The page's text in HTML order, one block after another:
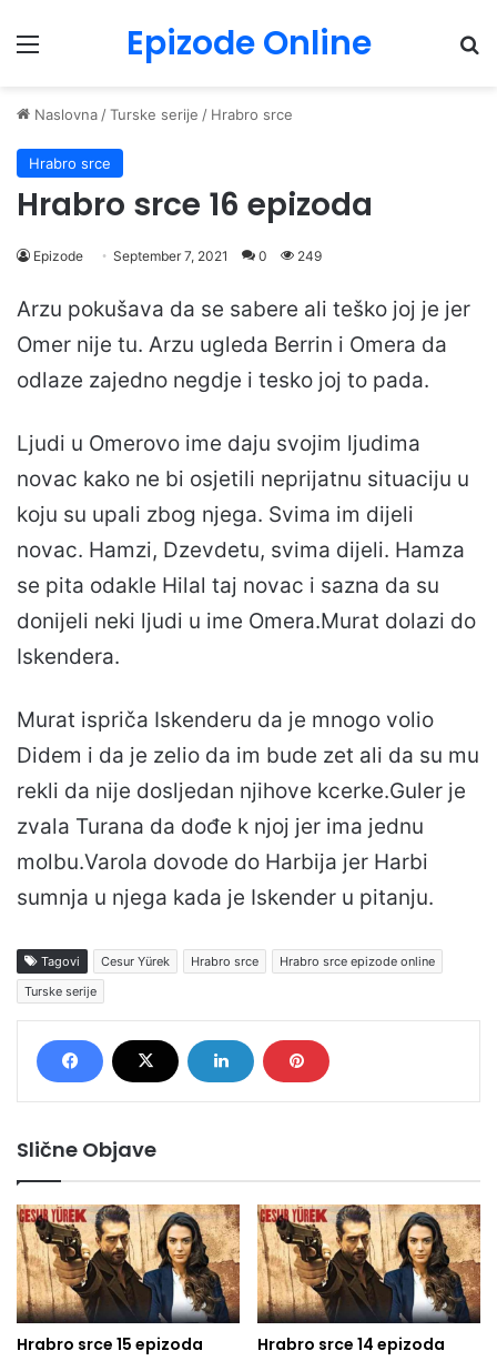
Menu Epizode Online
Naslovna /Turske serije / Hrabro srce
Hrabro srce
Hrabro srce 16 epizoda
Epizode September 7, 2021 0 249
Arzu pokušava da se sabere ali teško joj je jer
Omer nije tu. Arzu ugleda Berrin i Omera da
odlaze zajedno negdje i tesko joj to pada.
Ljudi u Omerovo ime daju svojim ljudima
novac kako ne bi osjetili neprijatnu situaciju u
koju su upali zbog njega. Svima im dijeli
novac. Hamzi, Dzevdetu, svima dijeli. Hamza
se pita odakle Hilal taj novac i sazna da su
donijeli neki ljudi u ime Omera.Murat dolazi do
Iskendera.
Murat ispriča Iskenderu da je mnogo volio
Didem i da je zelio da im bude zet ali da su mu
rekli da nije dosljedan njihove kcerke.Guler je
zvala Turana da dođe k njoj jer ima jednu
molbu.Varola dovode do Harbija jer Harbi
sumnja u njega kada je Iskender u pitanju.
Tagovi Cesur Yürek Hrabro srce
Hrabro srce epizode online
Turske serije
Slične Objave
Hrabro srce 15 epizoda Hrabro srce 14 epizoda